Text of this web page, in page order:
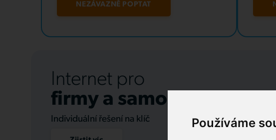
Používáme
NEZÁVAZNĚ POPTAT
Internet pro
firmy a samosprávu
Individuální řešení na klíč